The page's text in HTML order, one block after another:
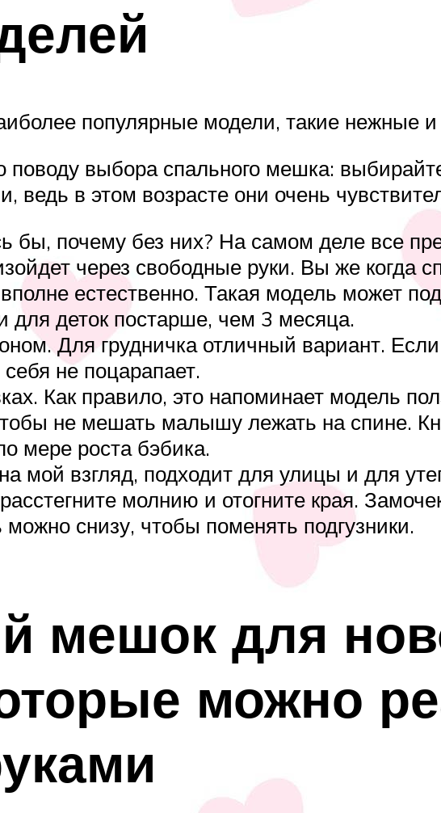
популярные модели, такие нежные
выбора спального мешка:
ведь в этом возрасте они очень
бы, почему без них? На самом деле все
через свободные руки. Вы же когда
естественно. Такая модель может
для деток постарше, чем 3 месяца.
Для грудничка отличный вариант.
не поцарапает.
Как правило, это напоминает модель
не мешать малышу лежать на спине.
мере роста бэбика.
мой взгляд, подходит для улицы и для
молнию и отогните края.
можно снизу, чтобы поменять подгузники.
мешок для
можно